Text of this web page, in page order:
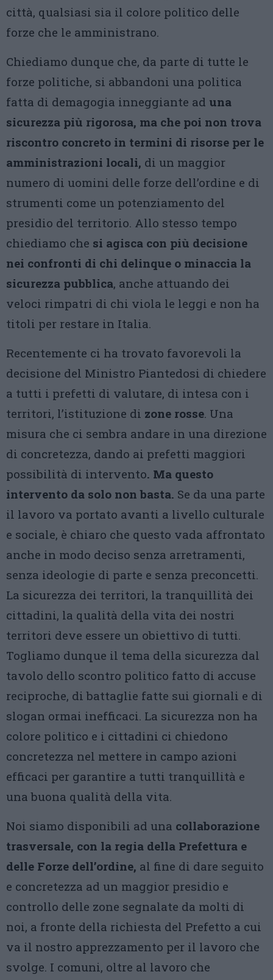
città, qualsiasi sia il colore politico delle
forze che le amministrano.
Chiediamo dunque che, da parte di tutte le
forze politiche, si abbandoni una politica
fatta di demagogia inneggiante ad una
sicurezza più rigorosa, ma che poi non trova
riscontro concreto in termini di risorse per le
amministrazioni locali, di un maggior
numero di uomini delle forze dell’ordine e di
strumenti come un potenziamento del
presidio del territorio. Allo stesso tempo
chiediamo che si agisca con più decisione
nei confronti di chi delinque o minaccia la
sicurezza pubblica, anche attuando dei
veloci rimpatri di chi viola le leggi e non ha
titoli per restare in Italia.
Recentemente ci ha trovato favorevoli la
decisione del Ministro Piantedosi di chiedere
a tutti i prefetti di valutare, di intesa con i
territori, l’istituzione di zone rosse. Una
misura che ci sembra andare in una direzione
di concretezza, dando ai prefetti maggiori
possibilità di intervento. Ma questo
intervento da solo non basta. Se da una parte
il lavoro va portato avanti a livello culturale
e sociale, è chiaro che questo vada affrontato
anche in modo deciso senza arretramenti,
senza ideologie di parte e senza preconcetti.
La sicurezza dei territori, la tranquillità dei
cittadini, la qualità della vita dei nostri
territori deve essere un obiettivo di tutti.
Togliamo dunque il tema della sicurezza dal
tavolo dello scontro politico fatto di accuse
reciproche, di battaglie fatte sui giornali e di
slogan ormai inefficaci. La sicurezza non ha
colore politico e i cittadini ci chiedono
concretezza nel mettere in campo azioni
efficaci per garantire a tutti tranquillità e
una buona qualità della vita.
Noi siamo disponibili ad una collaborazione
trasversale, con la regia della Prefettura e
delle Forze dell’ordine, al fine di dare seguito
e concretezza ad un maggior presidio e
controllo delle zone segnalate da molti di
noi, a fronte della richiesta del Prefetto a cui
va il nostro apprezzamento per il lavoro che
svolge. I comuni, oltre al lavoro che